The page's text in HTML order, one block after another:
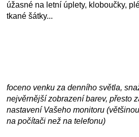
úžasné na letní úplety, kloboučky,
tkané šátky...
foceno venku za denního světla,
nejvěrnější zobrazení barev, přesto
nastavení Vašeho monitoru
na počítači než na telefonu)